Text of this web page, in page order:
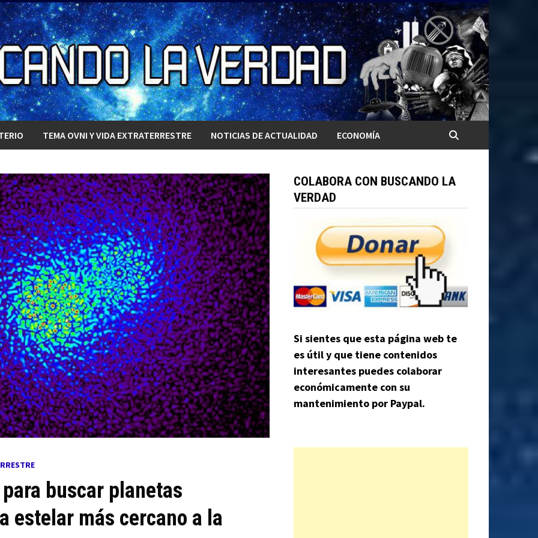
TEMA OVNI Y VIDA EXTRATERRESTRE NOTICIAS DE ACTUALIDAD ECONOMÍA
buscar planetas
estelar más cercano a la
COLABORA CON BUSCANDO LA
VERDAD
Si sientes que esta página web te
es útil y que tiene contenidos
interesantes puedes colaborar
económicamente con su
mantenimiento por Paypal.